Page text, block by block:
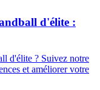
d'élite :
d'élite ? Suivez notre
et améliorer votre